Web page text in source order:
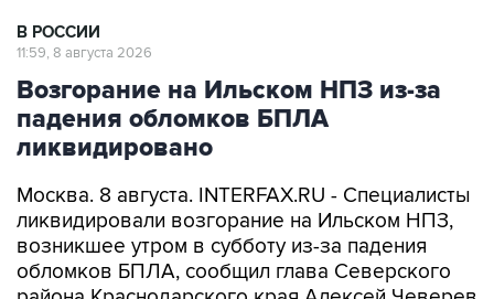
Возгорание на Ильском НПЗ из-за
падения обломков БПЛА
ликвидировано
Москва. 8 августа. INTERFAX.RU - Специалисты
возникшее утром в субботу из-за падения
обломков БПЛА, сообщил глава Северского
района Краснодарского края Алексей Чеверев
в своем канале в Max.